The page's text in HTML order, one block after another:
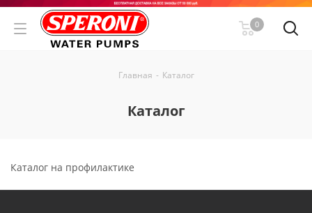
0
Главная - Каталог
Каталог
Каталог на профилактике